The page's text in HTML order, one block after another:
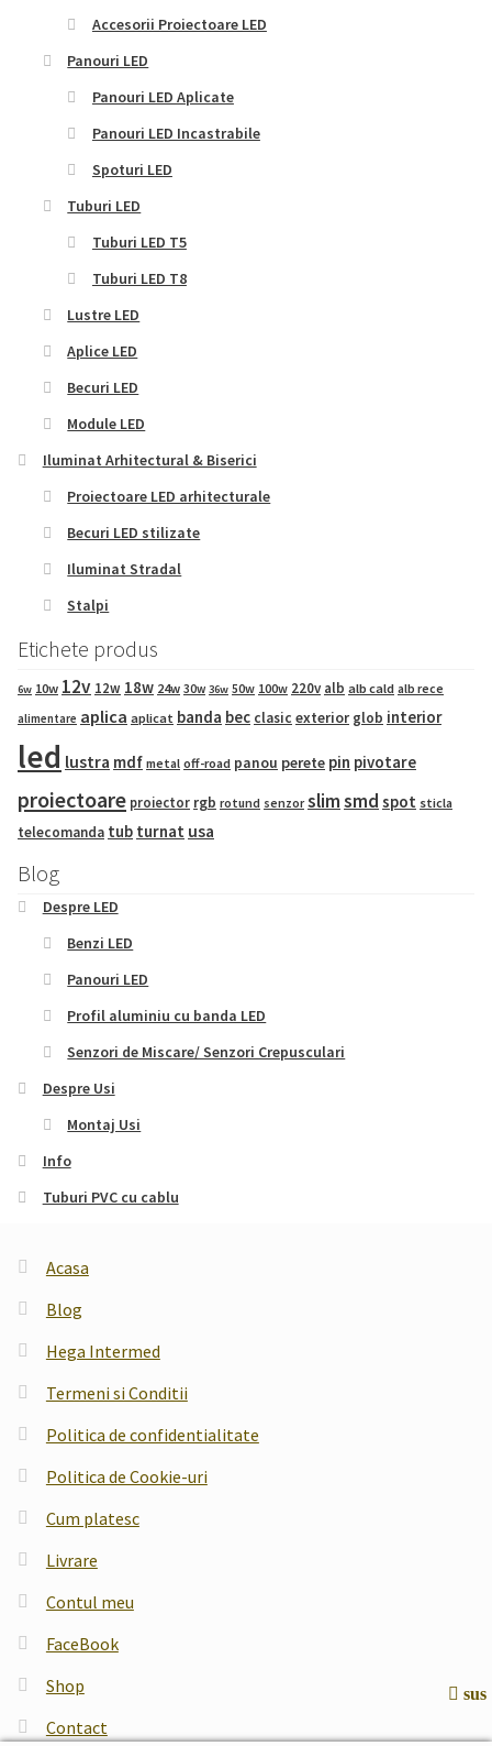
Accesorii Proiectoare LED
Panouri LED
Panouri LED Aplicate
Panouri LED Incastrabile
Spoturi LED
Tuburi LED
Tuburi LED T5
Tuburi LED T8
Lustre LED
Aplice LED
Becuri LED
Module LED
Iluminat Arhitectural & Biserici
Proiectoare LED arhitecturale
Becuri LED stilizate
Iluminat Stradal
Stalpi
Etichete produs
6w 10w 12v 12w 18w 24w 30w 36w 50w 100w 220v alb alb cald alb rece
alimentare aplica aplicat banda bec clasic exterior glob interior
led lustra mdf metal off-road panou perete pin pivotare
proiectoare proiector rgb rotund senzor slimsmd spot sticla
telecomanda tub turnat usa
Blog
Despre LED
Benzi LED
Panouri LED
Profil aluminiu cu banda LED
Senzori de Miscare/ Senzori Crepusculari
Despre Usi
Montaj Usi
Info
Tuburi PVC cu cablu
Acasa
Blog
Hega Intermed
Termeni si Conditii
Politica de confidentialitate
Politica de Cookie-uri
Cum platesc
Livrare
Contul meu
FaceBook
Shop
Contact
sus